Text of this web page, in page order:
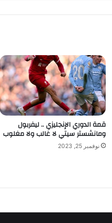
قمة الدوري الإنجليزي .. ليفربول
ومانشستر سيتي لا غالب ولا مغلوب
نوفمبر 25, 2023